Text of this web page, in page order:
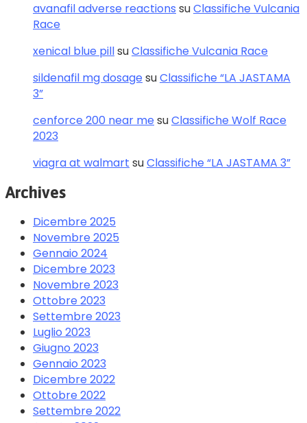
avanafil adverse reactions suClassifiche Vulcania
Race
xenical blue pillsuClassifiche Vulcania Race
sildenafil mg dosagesuClassifiche “LA JASTAMA
3”
cenforce 200 near mesuClassifiche Wolf Race
2023
viagra at walmart suClassifiche “LA JASTAMA 3”
Archives
Dicembre 2025
Novembre 2025
Gennaio 2024
Dicembre 2023
Novembre 2023
Ottobre 2023
Settembre 2023
Luglio 2023
Giugno 2023
Gennaio 2023
Dicembre 2022
Ottobre 2022
Settembre 2022